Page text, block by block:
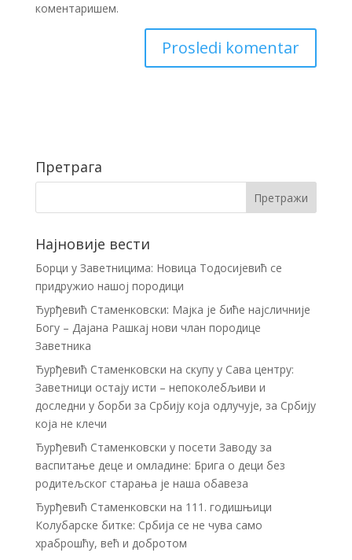
коментаришем.
Претрага
Најновије вести
Борци у Заветницима: Новица Тодосијевић се
придружио нашој породици
Ђурђевић Стаменковски: Мајка је биће најсличније
Богу – Дајана Рашкај нови члан породице
Заветника
Ђурђевић Стаменковски на скупу у Сава центру:
Заветници остају исти – непоколебљиви и
доследни у борби за Србију која одлучује, за Србију
која не клечи
Ђурђевић Стаменковски у посети Заводу за
васпитање деце и омладине: Брига о деци без
родитељског старања је наша обавеза
Ђурђевић Стаменковски на 111. годишњици
Колубарске битке: Србија се не чува само
храброшћу, већ и добротом